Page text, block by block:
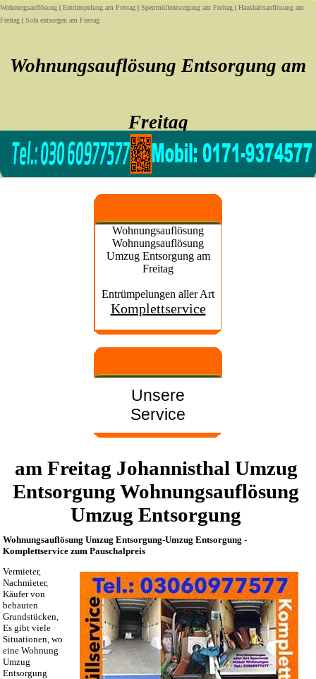
Wohnungsauflösung | Entrümpelung am Freitag | Sperrmüllentsorgung am Freitag | Haushaltsauflösung am
Freitag | Sofa entsorgen am Freitag
Wohnungsauflösung Entsorgung am
Freitag
am Freitag noch heute Wohnungsauflösung Entsorgung
Wohnungsauflösung
Wohnungsauflösung
Umzug Entsorgung am
Freitag
Entrümpelungen aller Art
Komplettservice
Unsere
Service
am Freitag Johannisthal Umzug
Entsorgung Wohnungsauflösung
Umzug Entsorgung
Wohnungsauflösung Umzug Entsorgung-Umzug Entsorgung -
Komplettservice zum Pauschalpreis
Vermieter,
Nachmieter,
Käufer von
bebauten
Grundstücken,
Es gibt viele
Situationen, wo
eine Wohnung
Umzug
Entsorgung